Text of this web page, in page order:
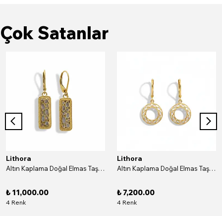
Çok Satanlar
Lithora
Altın Kaplama Doğal Elmas Taşlı Dikdörtgen Gümüş Küpe
₺ 11,000.00
4 Renk
Lithora
Altın Kaplama Doğal Elmas Taşlı Yuvarlak Gümüş Küpe
₺ 7,200.00
4 Renk